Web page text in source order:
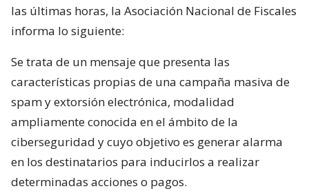
las últimas horas, la Asociación Nacional de Fiscales
informa lo siguiente:
Se trata de un mensaje que presenta las
características propias de una campaña masiva de
spam y extorsión electrónica, modalidad
ampliamente conocida en el ámbito de la
ciberseguridad y cuyo objetivo es generar alarma
en los destinatarios para inducirlos a realizar
determinadas acciones o pagos.